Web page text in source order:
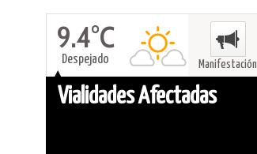
9.4°C
Despejado Manifestación
Vialidades Afectadas